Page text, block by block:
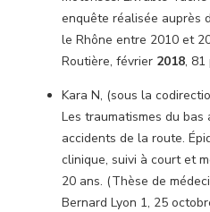
enquête réalisée auprès
le Rhône entre 2010 et
Routière, février 2018, 81
Kara N, (sous la
Les traumatismes du
accidents de la route.
clinique, suivi à court et
20 ans. (Thèse de
Bernard Lyon 1, 25